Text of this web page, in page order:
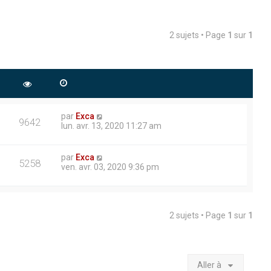
2 sujets • Page 1 sur 1
9642 par Exca
lun. avr. 13, 2020 11:27 am
5258 par Exca
ven. avr. 03, 2020 9:36 pm
2 sujets • Page 1 sur 1
Aller à